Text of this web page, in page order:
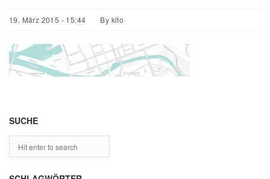
19. März 2015 - 15:44 By kito
SUCHE